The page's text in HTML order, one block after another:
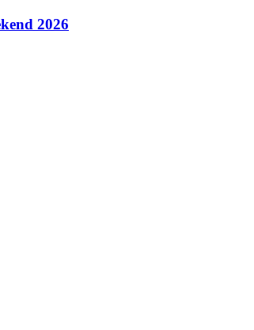
2026